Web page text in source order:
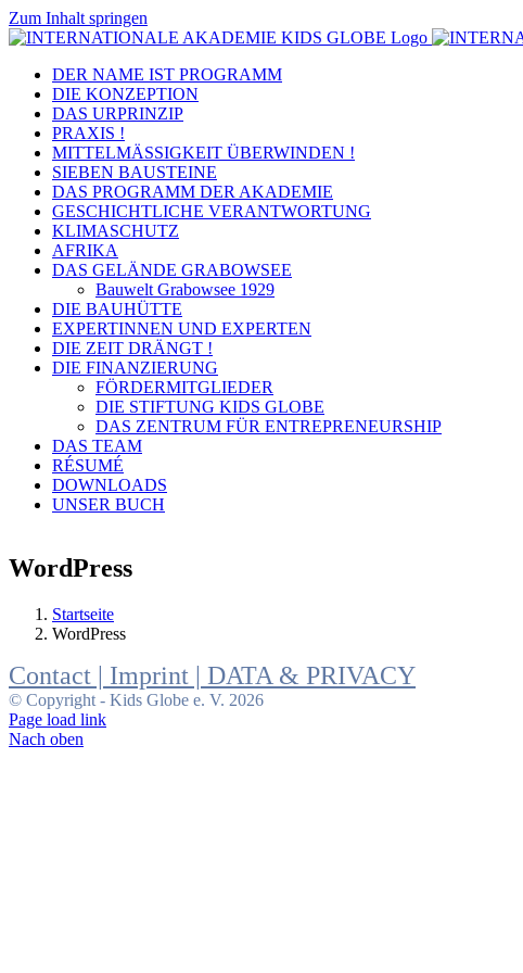
Zum Inhalt springen
DER NAME IST PROGRAMM
DIE KONZEPTION
DAS URPRINZIP
PRAXIS !
MITTELMÄSSIGKEIT ÜBERWINDEN !
SIEBEN BAUSTEINE
DAS PROGRAMM DER AKADEMIE
GESCHICHTLICHE VERANTWORTUNG
KLIMASCHUTZ
AFRIKA
DAS GELÄNDE GRABOWSEE
Bauwelt Grabowsee 1929
DIE BAUHÜTTE
EXPERTINNEN UND EXPERTEN
DIE ZEIT DRÄNGT !
DIE FINANZIERUNG
FÖRDERMITGLIEDER
DIE STIFTUNG KIDS GLOBE
DAS ZENTRUM FÜR ENTREPRENEURSHIP
DAS TEAM
RÉSUMÉ
DOWNLOADS
UNSER BUCH
WordPress
Startseite
WordPress
Contact | Imprint | DATA & PRIVACY
© Copyright - Kids Globe e. V. 2026
Page load link
Nach oben